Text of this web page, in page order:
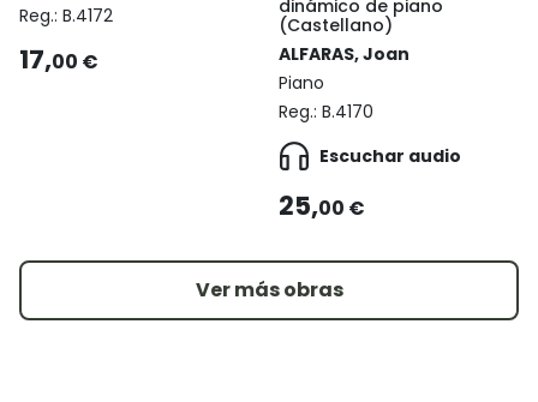
Reg.: B.4172
17,00 €
dinámico de piano
(Castellano)
ALFARAS, Joan
Piano
Reg.: B.4170
Escuchar audio
25,00 €
Ver más obras